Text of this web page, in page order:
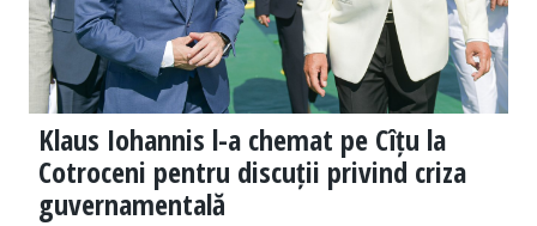
Klaus Iohannis l-a chemat pe Cîțu la
Cotroceni pentru discuții privind criza
guvernamentală